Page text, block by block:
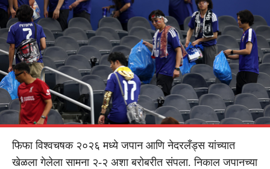
फिफा विश्वचषक २०२६ मध्ये जपान आणि नेदरलँड्स यांच्यात
खेळला गेलेला सामना २-२ अशा बरोबरीत संपला. निकाल जपानच्या